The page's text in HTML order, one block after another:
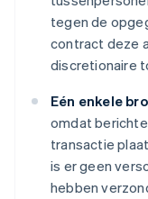
tegen de
contract deze
discretionaire
Eén enkele
omdat
transactie
is er geen
hebben